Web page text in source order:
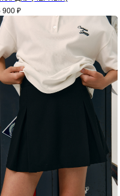
900 ₽